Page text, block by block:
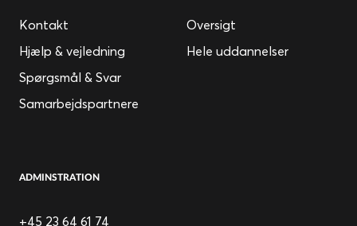
Kontakt
Hjælp & vejledning
Spørgsmål & Svar
Samarbejdspartnere
Oversigt
Hele uddannelser
ADMINSTRATION
+45 23 64 61 74